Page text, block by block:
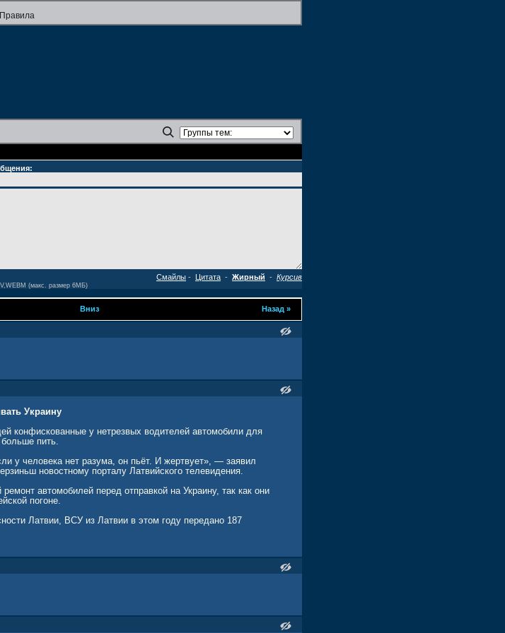
Правила
- Цитата - Жирный - Курсив
Смайлы
(макс. размер 6МБ)
Назад »
Вниз
Украину
конфискованные у нетрезвых водителей автомобили для
пить.
у человека нет разума, он пьёт. И жертвует», — заявил
новостному порталу Латвийского телевидения.
автомобилей перед отправкой на Украину, так как они
погоне.
Латвии, ВСУ из Латвии в этом году передано 187